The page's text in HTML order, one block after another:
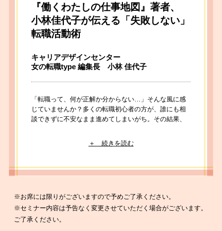
『働くわたしの仕事地図』著者、
小林佳代子が伝える「失敗しない」
転職活動術
キャリアデザインセンター
女の転職type 編集長 小林 佳代子
「転職って、何が正解か分からない…」そんな風に感
じていませんか？多くの転職初心者の方が、誰にも相
談できずに不安なまま進めてしまいがち。その結果、
てしまうことも少なくありません。本セミナーでは、
女の転職type20周年記念書籍『働くわたしの仕事地
敗とそこから学ぶ転職成功への秘訣について、本の著
者である小林佳代子（女の転職type編集長）がお伝え
講演者プロフィール
※お席には限りがございますので予めご了承ください。
※セミナー内容は予告なく変更させていただく場合がございます。
ご了承ください。